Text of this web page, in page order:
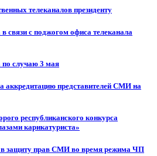
телеканалов президенту
связи с поджогом офиса телеканала
по случаю 3 мая
аккредитацию представителей СМИ на
республиканского конкурса
карикатуриста»
в защиту прав СМИ во время режима ЧП